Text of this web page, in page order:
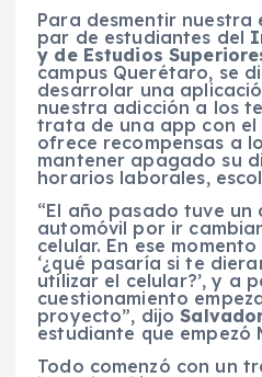
Para desmentir nuestra
par de estudiantes del
y de Estudios
campus Querétaro, se
desarrolar una
nuestra adicción a los
trata de una app con el
ofrece recompensas a
mantener apagado su
horarios laborales,
“El año pasado tuve un
automóvil por ir
celular. En ese
‘¿qué pasaría si te
utilizar el celular?’, y a
cuestionamiento
proyecto”, dijo
estudiante que empezó
Todo comenzó con un